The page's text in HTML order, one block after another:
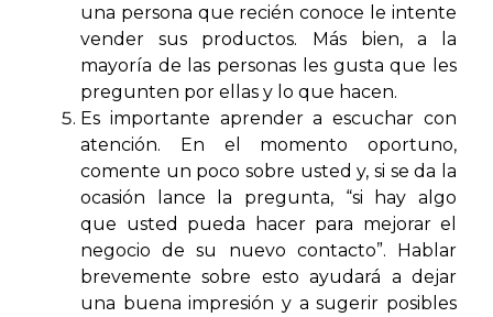
una persona que recién conoce le intente
vender sus productos. Más bien, a la
mayoría de las personas les gusta que les
pregunten por ellas y lo que hacen.
Es importante aprender a escuchar con
atención. En el momento oportuno,
comente un poco sobre usted y, si se da la
ocasión lance la pregunta, “si hay algo
que usted pueda hacer para mejorar el
negocio de su nuevo contacto”. Hablar
brevemente sobre esto ayudará a dejar
una buena impresión y a sugerir posibles